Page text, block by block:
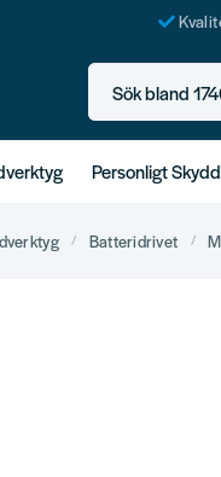
Sök bland
Personligt
Batteridrivet